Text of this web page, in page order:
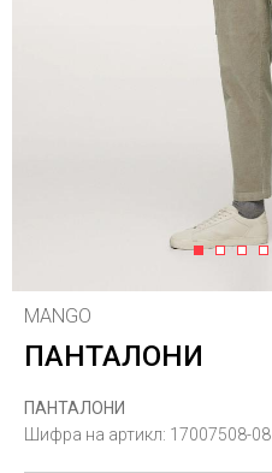
1 2 3 4
MANGO
ПАНТАЛОНИ
ПАНТАЛОНИ
Шифра на артикл: 17007508-08